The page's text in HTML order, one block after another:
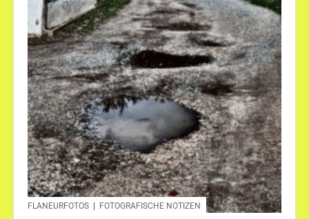
FLANEURFOTOS | FOTOGRAFISCHE NOTIZEN